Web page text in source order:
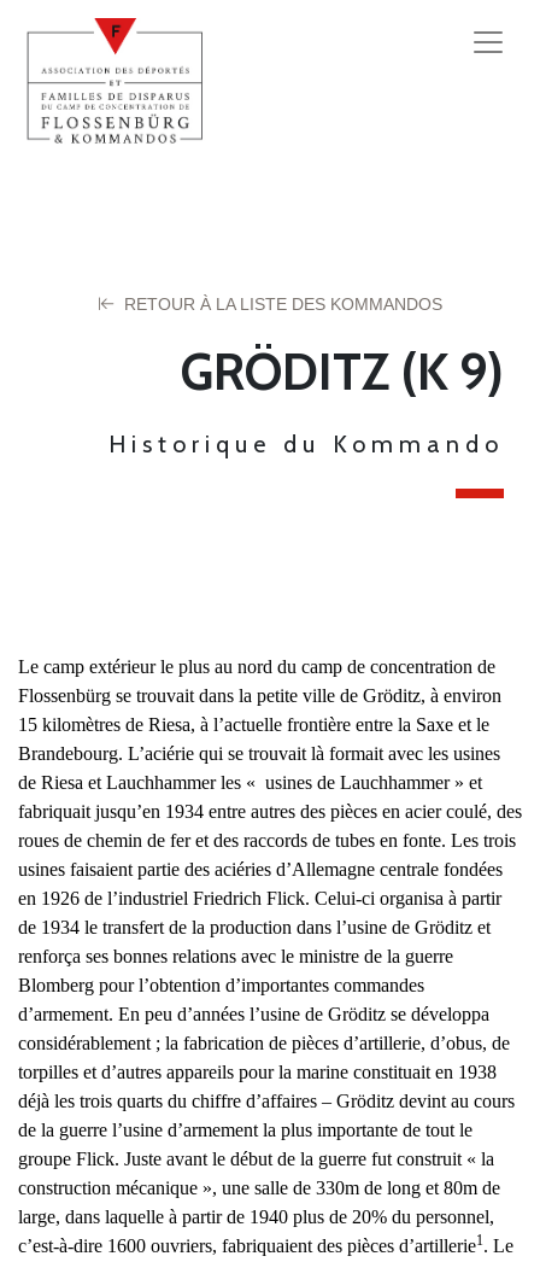
RETOUR À LA LISTE DES KOMMANDOS
GRÖDITZ (K 9)
Historique du Kommando
Le camp extérieur le plus au nord du camp de concentration de
Flossenbürg se trouvait dans la petite ville de Gröditz, à environ
15 kilomètres de Riesa, à l’actuelle frontière entre la Saxe et le
Brandebourg. L’aciérie qui se trouvait là formait avec les usines
de Riesa et Lauchhammer les « usines de Lauchhammer » et
fabriquait jusqu’en 1934 entre autres des pièces en acier coulé, des
roues de chemin de fer et des raccords de tubes en fonte. Les trois
usines faisaient partie des aciéries d’Allemagne centrale fondées
en 1926 de l’industriel Friedrich Flick. Celui-ci organisa à partir
de 1934 le transfert de la production dans l’usine de Gröditz et
renforça ses bonnes relations avec le ministre de la guerre
Blomberg pour l’obtention d’importantes commandes
d’armement. En peu d’années l’usine de Gröditz se développa
considérablement ; la fabrication de pièces d’artillerie, d’obus, de
torpilles et d’autres appareils pour la marine constituait en 1938
déjà les trois quarts du chiffre d’affaires – Gröditz devint au cours
de la guerre l’usine d’armement la plus importante de tout le
groupe Flick. Juste avant le début de la guerre fut construit « la
construction mécanique », une salle de 330m de long et 80m de
large, dans laquelle à partir de 1940 plus de 20% du personnel,
c’est-à-dire 1600 ouvriers, fabriquaient des pièces d’artillerie1 . Le